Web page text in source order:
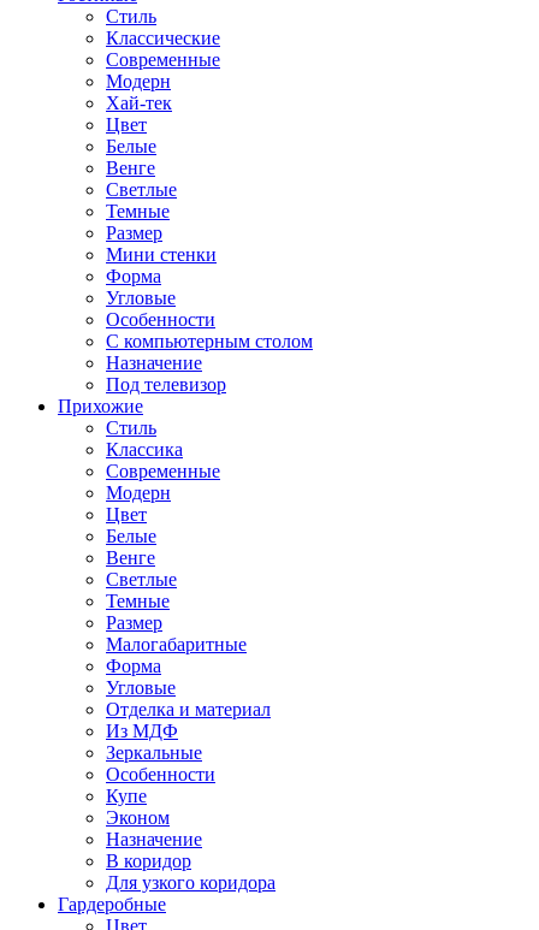
Стиль
Классические
Современные
Модерн
Хай-тек
Цвет
Белые
Венге
Светлые
Темные
Размер
Мини стенки
Форма
Угловые
Особенности
С компьютерным столом
Назначение
Под телевизор
Прихожие
Стиль
Классика
Современные
Модерн
Цвет
Белые
Венге
Светлые
Темные
Размер
Малогабаритные
Форма
Угловые
Отделка и материал
Из МДФ
Зеркальные
Особенности
Купе
Эконом
Назначение
В коридор
Для узкого коридора
Гардеробные
Цвет